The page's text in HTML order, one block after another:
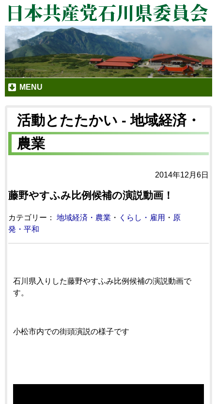
MENU
活動とたたかい - 地域経済・
農業
2014年12月6日
藤野やすふみ比例候補の演説動画！
カテゴリー： 地域経済・農業 ・ くらし・雇用 ・ 原
発・平和
石川県入りした藤野やすふみ比例候補の演説動画で
す。
小松市内での街頭演説の様子です